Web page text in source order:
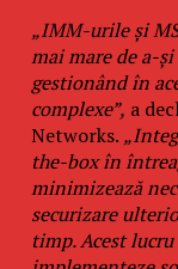
„IMM-urile și
mai mare de a-
gestionând în
complexe”, a
Networks.
the-box în
minimizează
securizare
timp. Acest